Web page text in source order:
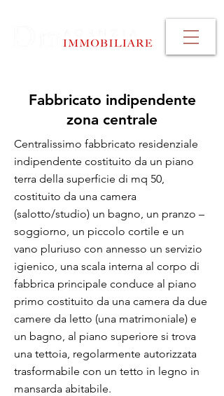
Fabbricato indipendente
zona centrale
Centralissimo fabbricato residenziale
indipendente costituito da un piano
terra della superficie di mq 50,
costituito da una camera
(salotto/studio) un bagno, un pranzo –
soggiorno, un piccolo cortile e un
vano pluriuso con annesso un servizio
igienico, una scala interna al corpo di
fabbrica principale conduce al piano
primo costituito da una camera da due
camere da letto (una matrimoniale) e
un bagno, al piano superiore si trova
una tettoia, regolarmente autorizzata
trasformabile con un tetto in legno in
mansarda abitabile.